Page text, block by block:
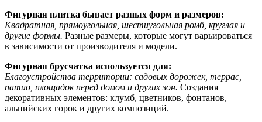
Фигурная плитка бывает разных форм и размеров:
Квадратная, прямоугольная, шестиугольная ромб, круглая и
другие формы. Разные размеры, которые могут варьироваться
в зависимости от производителя и модели.
Фигурная брусчатка используется для:
Благоустройства территории: садовых дорожек, террас,
патио, площадок перед домом и других зон. Создания
декоративных элементов: клумб, цветников, фонтанов,
альпийских горок и других композиций.